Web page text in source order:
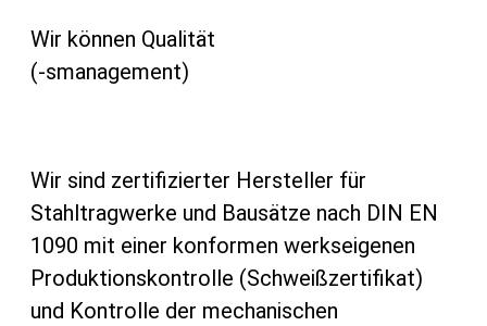
Wir können Qualität
(-smanagement)
Wir sind zertifizierter Hersteller für
Stahltragwerke und Bausätze nach DIN EN
1090 mit einer konformen werkseigenen
Produktionskontrolle (Schweißzertifikat)
und Kontrolle der mechanischen